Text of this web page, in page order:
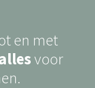
en met
voor